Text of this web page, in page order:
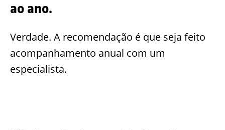
ao ano.
Verdade. A recomendação é que seja feito
acompanhamento anual com um
especialista.